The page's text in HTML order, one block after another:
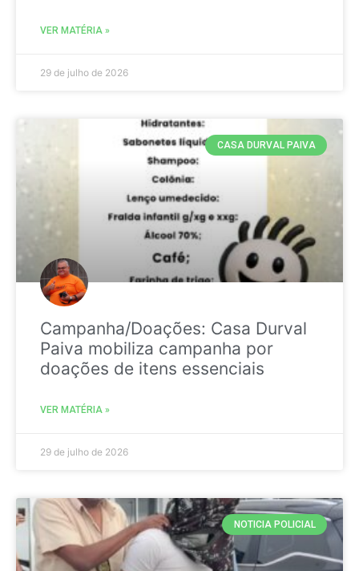
VER MATÉRIA »
29 de julho de 2026
CASA DURVAL PAIVA
Campanha/Doações: Casa Durval
Paiva mobiliza campanha por
doações de itens essenciais
VER MATÉRIA »
29 de julho de 2026
NOTICIA POLICIAL